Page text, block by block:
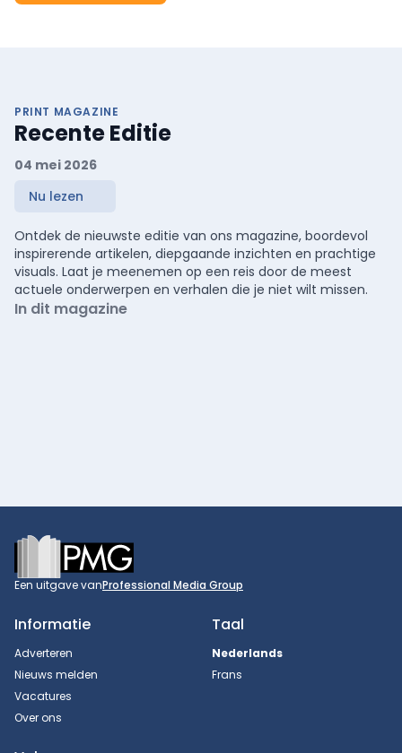
PRINT MAGAZINE
Recente Editie
04 mei 2026
Nu lezen
Ontdek de nieuwste editie van ons magazine, boordevol
inspirerende artikelen, diepgaande inzichten en prachtige
visuals. Laat je meenemen op een reis door de meest
actuele onderwerpen en verhalen die je niet wilt missen.
In dit magazine
Footer
Een uitgave vanProfessional Media Group
Informatie
Adverteren
Nieuws melden
Vacatures
Over ons
Taal
Nederlands
Frans